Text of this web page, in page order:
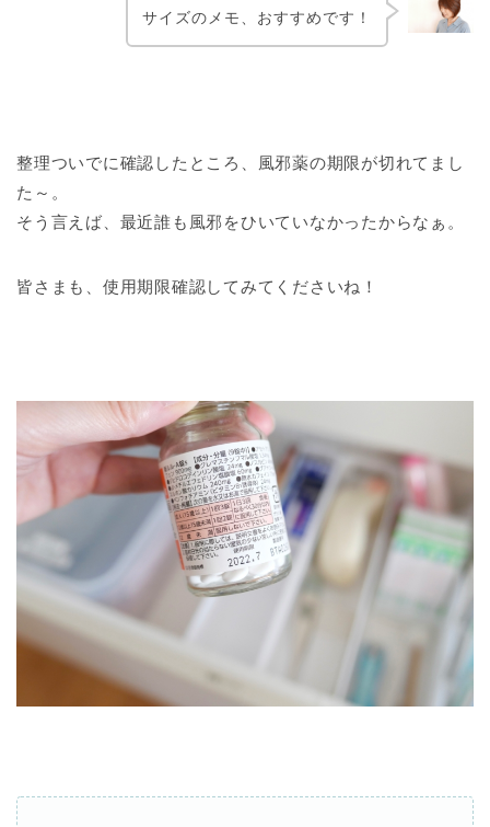
サイズのメモ、おすすめです！
整理ついでに確認したところ、風邪薬の期限が切れてまし
た～。
そう言えば、最近誰も風邪をひいていなかったからなぁ。
皆さまも、使用期限確認してみてくださいね！